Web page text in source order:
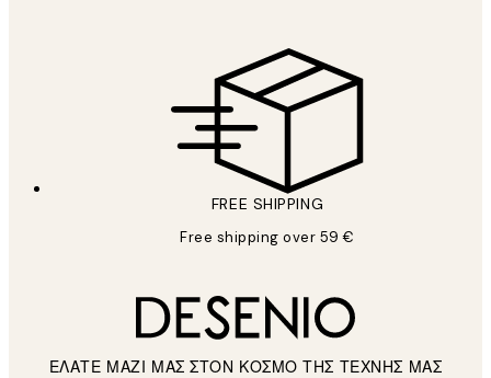
FREE SHIPPING
Free shipping over 59 €
ΕΛΑΤΕ ΜΑΖΙ ΜΑΣ ΣΤΟΝ ΚΟΣΜΟ ΤΗΣ ΤΕΧΝΗΣ ΜΑΣ